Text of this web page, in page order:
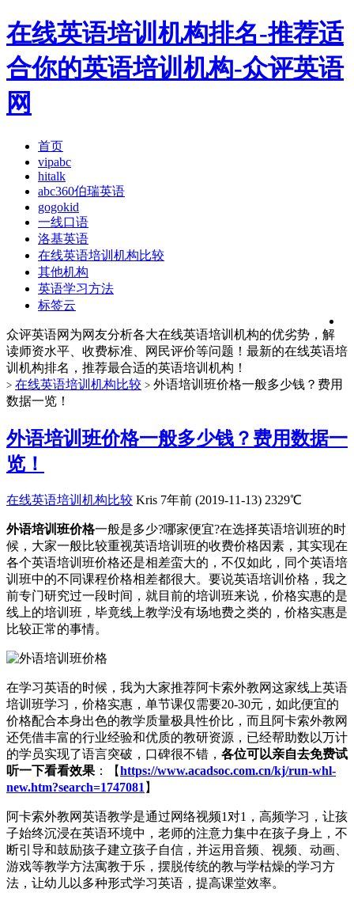
在线英语培训机构排名-推荐适
合你的英语培训机构-众评英语
网
首页
vipabc
hitalk
abc360伯瑞英语
gogokid
一线口语
洛基英语
在线英语培训机构比较
其他机构
英语学习方法
标签云
众评英语网为网友分析各大在线英语培训机构的优劣势，解
读师资水平、收费标准、网民评价等问题！最新的在线英语培
训机构排名，推荐最合适的英语培训机构！
> 在线英语培训机构比较 > 外语培训班价格一般多少钱？费用
数据一览！
外语培训班价格一般多少钱？费用数据一
览！
在线英语培训机构比较 Kris 7年前 (2019-11-13) 2329℃
外语培训班价格一般是多少?哪家便宜?在选择英语培训班的时
候，大家一般比较重视英语培训班的收费价格因素，其实现在
各个英语培训班价格还是相差蛮大的，不仅如此，同个英语培
训班中的不同课程价格相差都很大。要说英语培训价格，我之
前专门研究过一段时间，就目前的培训班来说，价格实惠的是
线上的培训班，毕竟线上教学没有场地费之类的，价格实惠是
比较正常的事情。
在学习英语的时候，我为大家推荐阿卡索外教网这家线上英语
培训班学习，价格实惠，单节课仅需要20-30元，如此便宜的
价格配合本身出色的教学质量极具性价比，而且阿卡索外教网
还凭借丰富的行业经验和优质的教研资源，已经帮助数以万计
的学员实现了语言突破，口碑很不错， 各位可以亲自去免费试
听一下看看效果 ：【https://www.acadsoc.com.cn/kj/run-whl-
new.htm?search=1747081 】
阿卡索外教网英语教学是通过网络视频1对1，高频学习，让孩
子始终沉浸在英语环境中，老师的注意力集中在孩子身上，不
断引导和鼓励孩子建立孩子自信，并运用音频、视频、动画、
游戏等教学方法寓教于乐，摆脱传统的教与学枯燥的学习方
法，让幼儿以多种形式学习英语，提高课堂效率。